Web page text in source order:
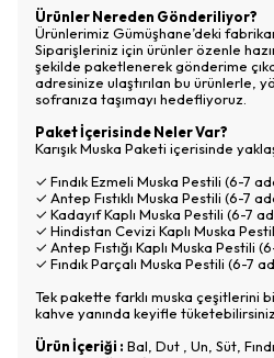
Ürünler Nereden Gönderiliyor?
Ürünlerimiz Gümüşhane’deki
Siparişleriniz için ürünler özenle
şekilde paketlenerek gönderime
adresinize ulaştırılan bu ürünlerle,
sofranıza taşımayı hedefliyoruz.
Paket İçerisinde Neler Var?
Karışık Muska Paketi içerisinde
✓ Fındık Ezmeli Muska Pestili (6-7
✓ Antep Fıstıklı Muska Pestili (6-7
✓ Kadayıf Kaplı Muska Pestili (6-7
✓ Hindistan Cevizi Kaplı Muska
✓ Antep Fıstığı Kaplı Muska Pestili
✓ Fındık Parçalı Muska Pestili (6-7
Tek pakette farklı muska çeşitlerini
kahve yanında keyifle tüketebilirsiniz.
Ürün İçeriği : Bal, Dut , Un, Süt,